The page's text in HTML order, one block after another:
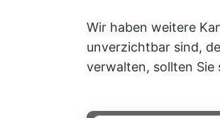
Wir haben weitere
unverzichtbar sind,
verwalten, sollten Sie